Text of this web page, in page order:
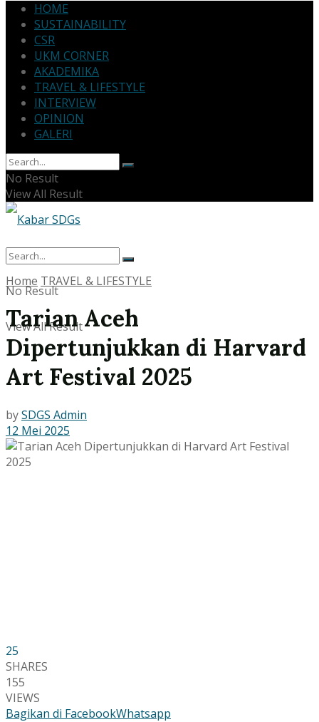
HOME
SUSTAINABILITY
CSR
UKM CORNER
AKADEMIKA
TRAVEL & LIFESTYLE
INTERVIEW
OPINION
GALERI
No Result
View All Result
No Result
View All Result
Home TRAVEL & LIFESTYLE
Tarian Aceh
Dipertunjukkan di Harvard
Art Festival 2025
bySDGS Admin
12 Mei 2025
25
SHARES
155
VIEWS
Bagikan di FacebookWhatsapp